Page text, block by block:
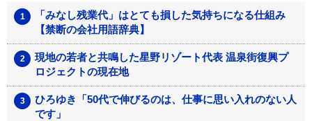
「みなし残業代」はとても損した気持ちになる仕組み
【禁断の会社用語辞典】
現地の若者と共鳴した星野リゾート代表 温泉街復興プ
ロジェクトの現在地
ひろゆき「50代で伸びるのは、仕事に思い入れのない人
です」